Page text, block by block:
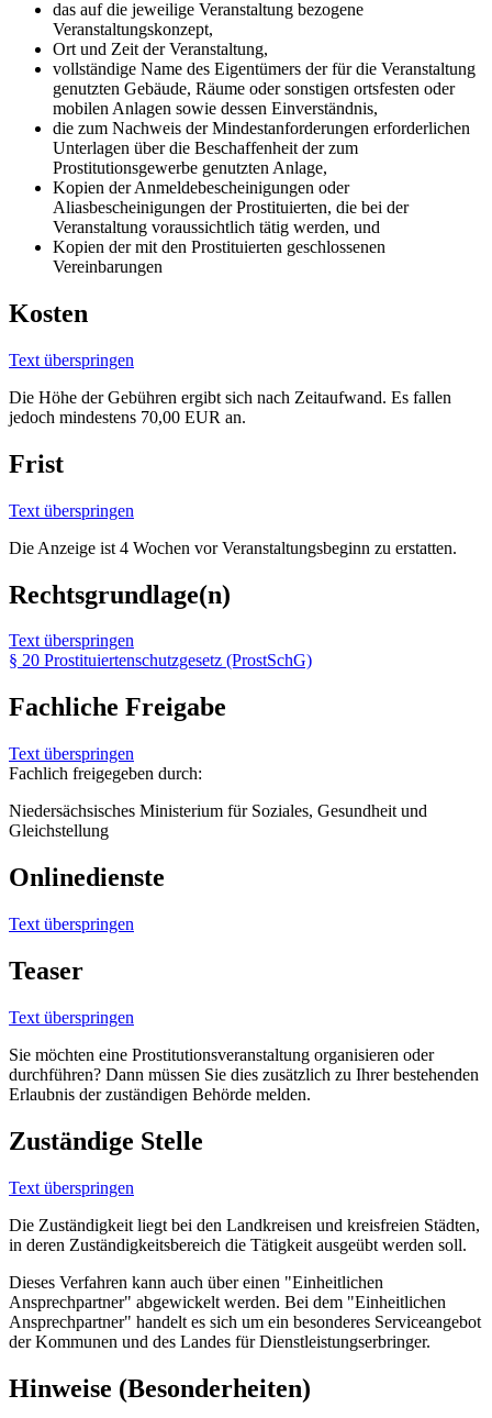
das auf die jeweilige Veranstaltung bezogene
Veranstaltungskonzept,
Ort und Zeit der Veranstaltung,
vollständige Name des Eigentümers der für die Veranstaltung
genutzten Gebäude, Räume oder sonstigen ortsfesten oder
mobilen Anlagen sowie dessen Einverständnis,
die zum Nachweis der Mindestanforderungen erforderlichen
Unterlagen über die Beschaffenheit der zum
Prostitutionsgewerbe genutzten Anlage,
Kopien der Anmeldebescheinigungen oder
Aliasbescheinigungen der Prostituierten, die bei der
Veranstaltung voraussichtlich tätig werden, und
Kopien der mit den Prostituierten geschlossenen
Vereinbarungen
Kosten
Text überspringen
Die Höhe der Gebühren ergibt sich nach Zeitaufwand. Es fallen
jedoch mindestens 70,00 EUR an.
Frist
Text überspringen
Die Anzeige ist 4 Wochen vor Veranstaltungsbeginn zu erstatten.
Rechtsgrundlage(n)
Text überspringen
§ 20 Prostituiertenschutzgesetz (ProstSchG)
Fachliche Freigabe
Text überspringen
Fachlich freigegeben durch:
Niedersächsisches Ministerium für Soziales, Gesundheit und
Gleichstellung
Onlinedienste
Text überspringen
Teaser
Text überspringen
Sie möchten eine Prostitutionsveranstaltung organisieren oder
durchführen? Dann müssen Sie dies zusätzlich zu Ihrer bestehenden
Erlaubnis der zuständigen Behörde melden.
Zuständige Stelle
Text überspringen
Die Zuständigkeit liegt bei den Landkreisen und kreisfreien Städten,
in deren Zuständigkeitsbereich die Tätigkeit ausgeübt werden soll.
Dieses Verfahren kann auch über einen "Einheitlichen
Ansprechpartner" abgewickelt werden. Bei dem "Einheitlichen
Ansprechpartner" handelt es sich um ein besonderes Serviceangebot
der Kommunen und des Landes für Dienstleistungserbringer.
Hinweise (Besonderheiten)